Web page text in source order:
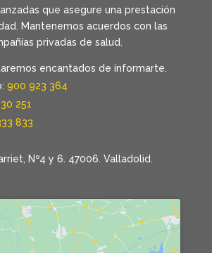
que asegure una prestación
Mantenemos acuerdos con las
privadas de salud.
encantados de informarte.
900 923 364
251
833
Nº4 y 6. 47006. Valladolid.